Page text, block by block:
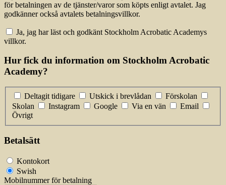
för betalningen av de tjänster/varor som köpts enligt avtalet. Jag
godkänner också avtalets betalningsvillkor.
Ja, jag har läst och godkänt Stockholm Acrobatic Academys
villkor.
Hur fick du information om Stockholm Acrobatic
Academy?
Deltagit tidigare Utskick i brevlådan
Förskolan
Skolan
Instagram Google Via en vän
Email
Övrigt
Betalsätt
Kontokort
Swish
Mobilnummer för betalning